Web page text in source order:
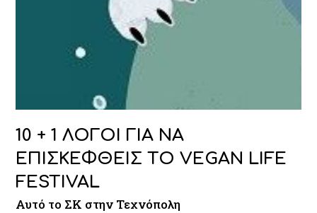
10 + 1 ΛΟΓΟΙ ΓΙΑ ΝΑ
ΕΠΙΣΚΕΦΘΕΙΣ ΤΟ VEGAN LIFE
FESTIVAL
Αυτό το ΣΚ στην Τεχνόπολη